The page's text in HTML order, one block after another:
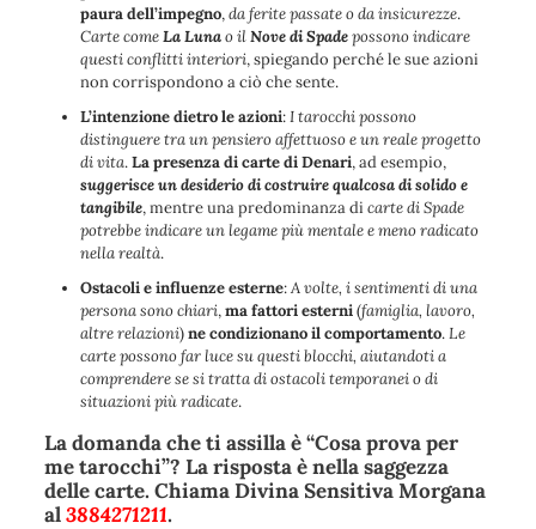
paura dell’impegno,da ferite passate o da insicurezze.
Carte comeLa Lunao ilNove di Spadepossono indicare
questi conflitti interiori, spiegando perché le sue azioni
non corrispondono a ciò che sente.
L’intenzione dietro le azioni:I tarocchi possono
distinguere tra un pensiero affettuoso e un reale progetto
di vita.La presenza di carte di Denari, ad esempio,
suggerisce un desiderio di costruire qualcosa di solido e
tangibile, mentre una predominanza dicarte di Spade
potrebbe indicare un legame più mentale e meno radicato
nella realtà.
Ostacoli e influenze esterne:A volte, i sentimenti di una
persona sono chiari,ma fattori esterni(famiglia, lavoro,
altre relazioni)ne condizionano il comportamento.Le
carte possono far luce su questi blocchi, aiutandoti a
comprendere se si tratta di ostacoli temporanei o di
situazioni più radicate.
La domanda che ti assilla è “Cosa prova per
me tarocchi”? La risposta è nella saggezza
delle carte. Chiama Divina Sensitiva Morgana
al3884271211.